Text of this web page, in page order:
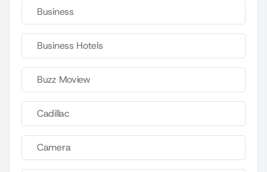
Business
Business Hotels
Buzz Moview
Cadillac
Camera